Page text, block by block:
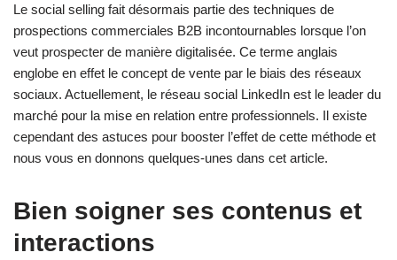
Le social selling fait désormais partie des techniques de
prospections commerciales B2B incontournables lorsque l’on
veut prospecter de manière digitalisée. Ce terme anglais
englobe en effet le concept de vente par le biais des réseaux
sociaux. Actuellement, le réseau social LinkedIn est le leader du
marché pour la mise en relation entre professionnels. Il existe
cependant des astuces pour booster l’effet de cette méthode et
nous vous en donnons quelques-unes dans cet article.
Bien soigner ses contenus et
interactions